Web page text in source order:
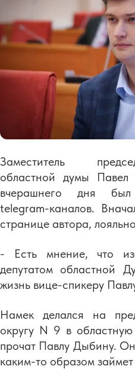
Заместитель
областной думы
вчерашнего дня был
telegram-каналов.
странице автора,
- Есть мнение, что
депутатом областной
жизнь вице-спикеру
Намек делался на
округу N 9 в
прочат Павлу Дыбину.
каким-то образом